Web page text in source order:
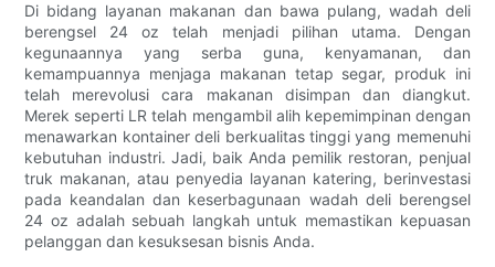
Di bidang layanan makanan dan bawa pulang, wadah deli
berengsel 24 oz telah menjadi pilihan utama. Dengan
kegunaannya yang serba guna, kenyamanan, dan
kemampuannya menjaga makanan tetap segar, produk ini
telah merevolusi cara makanan disimpan dan diangkut.
Merek seperti LR telah mengambil alih kepemimpinan dengan
menawarkan kontainer deli berkualitas tinggi yang memenuhi
kebutuhan industri. Jadi, baik Anda pemilik restoran, penjual
truk makanan, atau penyedia layanan katering, berinvestasi
pada keandalan dan keserbagunaan wadah deli berengsel
24 oz adalah sebuah langkah untuk memastikan kepuasan
pelanggan dan kesuksesan bisnis Anda.